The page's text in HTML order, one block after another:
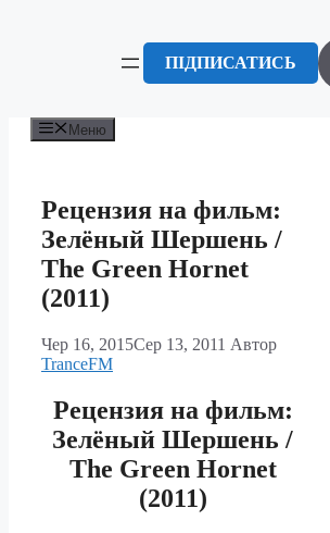
ПІДПИСАТИСЬ
Меню
Рецензия на фильм:
Зелёный Шершень /
The Green Hornet
(2011)
Чер 16, 2015Сер 13, 2011 Автор
TranceFM
Рецензия на фильм:
Зелёный Шершень /
The Green Hornet
(2011)